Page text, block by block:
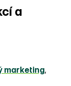
a
marketing,